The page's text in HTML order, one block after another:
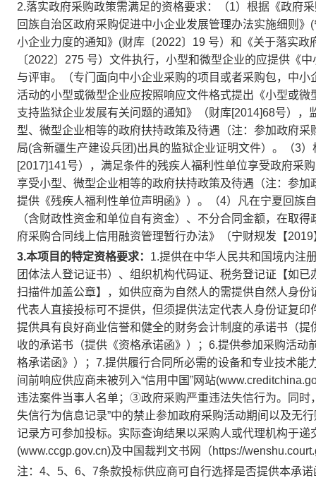
2.落实政府采购政策需满足的资格要求 ：
（1）根据《政府
回族自治区政府采购促进中小企业发展管理办法实施细则
小企业力度的通知》(财库〔2022〕19 号）和《关于落实
〔2022〕275 号）文件执行，小型和微型企业的应提供《
与评审。（专门面向中小企业采购的项目或者采购包，中
活动的小型或微型企业应按照响应文件格式提出《小型或
支持监狱企业发展有关问题的通知》（财库[2014]68号）
型、微型企业相等的政府扶持政策及待遇（注：参加政府
局(含新疆生产建设兵团)出具的监狱企业证明文件）。（3
[2017]141号），满足条件的残疾人福利性单位享受政府采
享受小型、微型企业相等的政府扶持政策及待遇（注：参
提供《残疾人福利性单位声明函》）。
（4）凡在宁夏回族
（含财政性资金和单位自有资金）、不分合同金额，在取
府采购合同线上信用融资管理暂行办法》（宁财规发【
3.本项目的特定资格要求： 1.提供在中华人民共和国境内注
团体法人登记证书）、组织机构代码证、税务登记证【如
扫描件加盖公章】，如供应商为自然人的需提供自然人身
代表人直接投标可不提供，但须提供法定代表人身份证复
提供具有良好商业信誉和健全的财务会计制度的承诺书（
收的承诺书（提供《资格承诺函》）；6.提供参加采购活
格承诺函》）；7.提供履行合同所必需的设备和专业技术
间前响应供应商未被列入“信用中国”网站
违法案件当事人名单；③政府采购严重违法失信行为。同时
失信行为信息记录”中的禁止参加政府采购活动期间以及无
记录方可参加投标。实际查询结果以采购人或代理机构于递
(www.ccgp.gov.cn)及中国裁判文书网（https://
注： 4、5、6、7条款投标供应商可自行选择是否提供本承